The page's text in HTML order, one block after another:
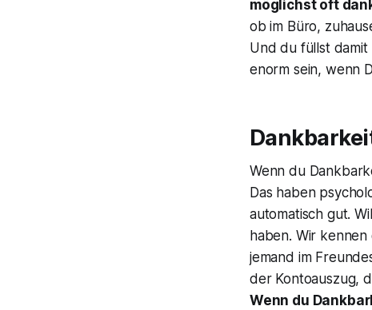
möglichst oft
ob im Büro,
Und du füllst damit
enorm sein, wenn
Wenn du
Das haben
automatisch gut.
haben. Wir
jemand im
der Kontoauszug,
Wenn du